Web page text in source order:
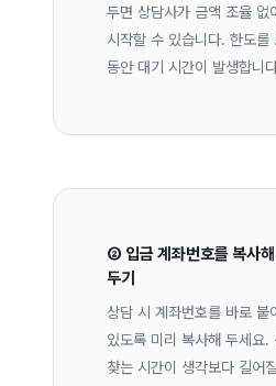
두면 상담사가 금액 조율 없
시작할 수 있습니다. 한도를
동안 대기 시간이 발생합니
② 입금 계좌번호를 복사해
두기
상담 시 계좌번호를 바로 붙
있도록 미리 복사해 두세요.
찾는 시간이 생각보다 길어